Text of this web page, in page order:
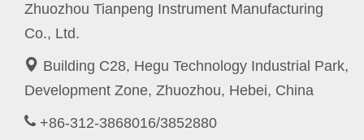
Zhuozhou Tianpeng Instrument Manufacturing
Co., Ltd.
Building C28, Hegu Technology Industrial Park,
Development Zone, Zhuozhou, Hebei, China
+86-312-3868016/3852880